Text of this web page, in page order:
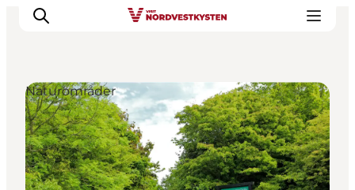
Feriesteder
Inspiration
Handicapvenlig ferie
Naturområder